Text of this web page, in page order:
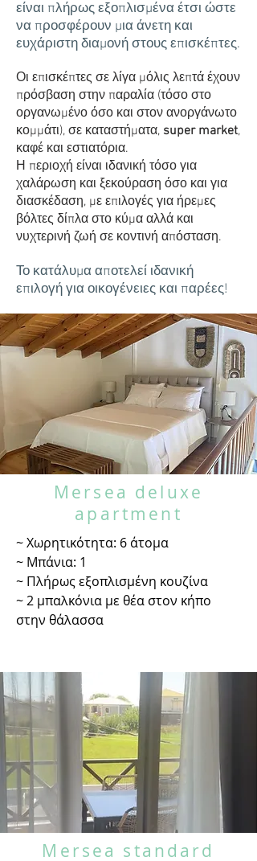
είναι πλήρως εξοπλισμένα έτσι ώστε
να προσφέρουν μια άνετη και
ευχάριστη διαμονή στους επισκέπτες.
Οι επισκέπτες σε λίγα μόλις λεπτά έχουν
πρόσβαση στην παραλία (τόσο στο
οργανωμένο όσο και στον ανοργάνωτο
κομμάτι), σε καταστήματα, super market,
καφέ και εστιατόρια.
Η περιοχή είναι ιδανική τόσο για
χαλάρωση και ξεκούραση όσο και για
διασκέδαση, με επιλογές για ήρεμες
βόλτες δίπλα στο κύμα αλλά και
νυχτερινή ζωή σε κοντινή απόσταση.
Το κατάλυμα αποτελεί ιδανική
επιλογή για οικογένειες και παρέες!
Mersea deluxe
apartment
~ Χωρητικότητα: 6 άτομα
~ Μπάνια: 1
~ Πλήρως εξοπλισμένη κουζίνα
~ 2 μπαλκόνια με θέα στον κήπο
στην θάλασσα
Mersea standard